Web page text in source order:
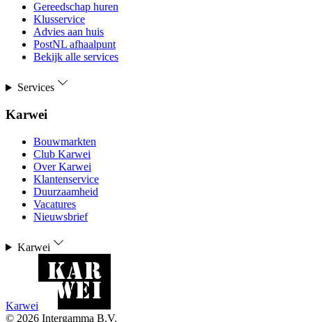
Gereedschap huren
Klusservice
Advies aan huis
PostNL afhaalpunt
Bekijk alle services
Services
Karwei
Bouwmarkten
Club Karwei
Over Karwei
Klantenservice
Duurzaamheid
Vacatures
Nieuwsbrief
Karwei
Karwei
© 2026 Intergamma B.V.